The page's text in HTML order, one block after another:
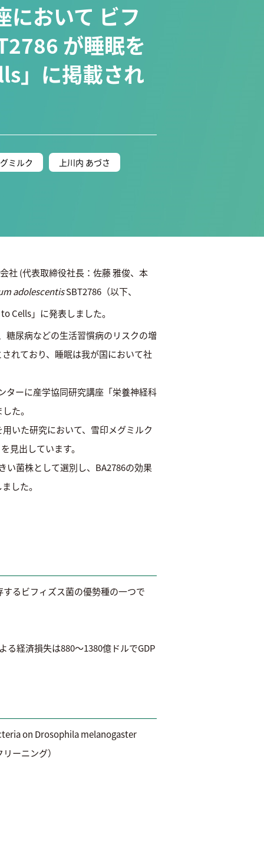
において ビフ
が睡眠を
」に掲載され
ミルク 上川内 あづさ
社 (代表取締役社長：佐藤 雅俊、本
adolescentisSBT2786（以下、
Cells」に発表しました。
糖尿病などの生活習慣病のリスクの増
れており、睡眠は我が国において社
ターに産学協同研究講座「栄養神経科
た。
いた研究において、雪印メグミルク
見出しています。
い菌株として選別し、BA2786の効果
した。
るビフィズス菌の優勢種の一つで
経済損失は880～1380億ドルでGDP
on Drosophila melanogaster
ーニング）